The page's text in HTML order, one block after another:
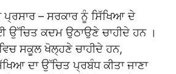
ਪ੍ਰਸਾਰ – ਸਰਕਾਰ ਨੂੰ ਸਿੱਖਿਆ ਦੇ
ਉੱਚਿਤ ਕਦਮ ਉਠਾਉਣੇ ਚਾਹੀਦੇ ਹਨ ।
ਸਕੂਲ ਖੋਲ੍ਹਣੇ ਚਾਹੀਦੇ ਹਨ,
ਦਾ ਉੱਚਿਤ ਪ੍ਰਬੰਧ ਕੀਤਾ ਜਾਣਾ